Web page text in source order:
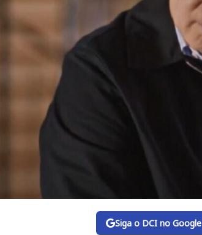
Siga o DCI no Google